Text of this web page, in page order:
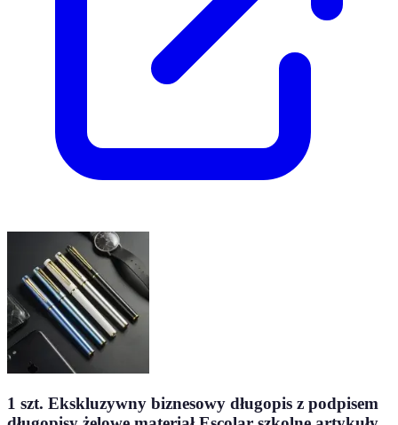
1 szt. Ekskluzywny biznesowy długopis z podpisem